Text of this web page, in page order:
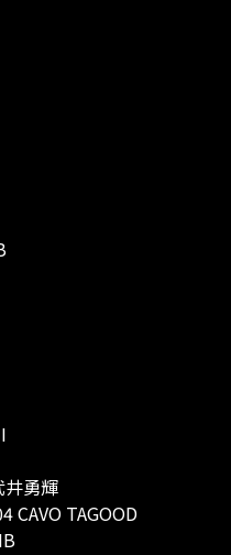
井勇輝
CAVO TAGOOD